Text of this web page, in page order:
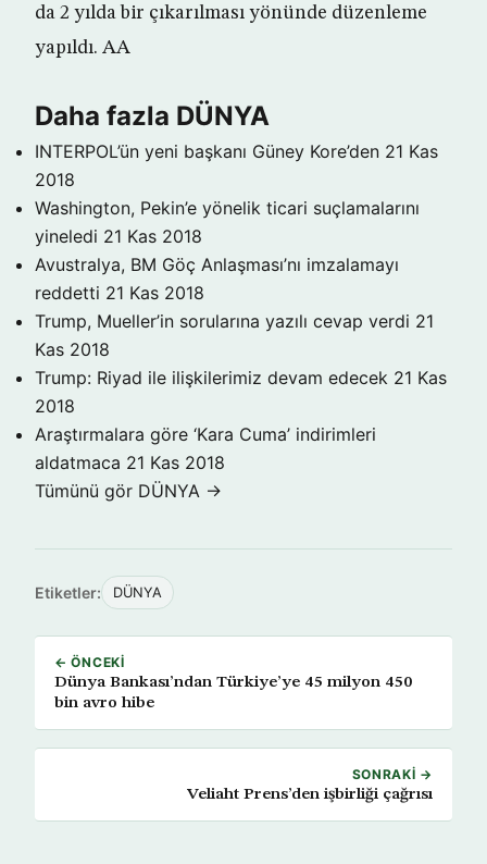
da 2 yılda bir çıkarılması yönünde düzenleme
yapıldı. AA
Daha fazla DÜNYA
INTERPOL’ün yeni başkanı Güney Kore’den 21 Kas
2018
Washington, Pekin’e yönelik ticari suçlamalarını
yineledi 21 Kas 2018
Avustralya, BM Göç Anlaşması’nı imzalamayı
reddetti 21 Kas 2018
Trump, Mueller’in sorularına yazılı cevap verdi 21
Kas 2018
Trump: Riyad ile ilişkilerimiz devam edecek 21 Kas
2018
Araştırmalara göre ‘Kara Cuma’ indirimleri
aldatmaca 21 Kas 2018
Tümünü gör DÜNYA →
Etiketler: DÜNYA
← ÖNCEKI
Dünya Bankası’ndan Türkiye’ye 45 milyon 450
bin avro hibe
SONRAKI →
Veliaht Prens’den işbirliği çağrısı